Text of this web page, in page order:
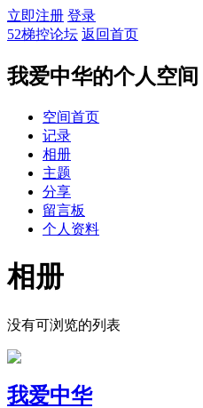
立即注册 登录
52梯控论坛 返回首页
我爱中华的个人空间
空间首页
记录
相册
主题
分享
留言板
个人资料
相册
没有可浏览的列表
我爱中华